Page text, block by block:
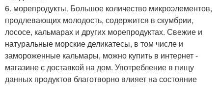
6. морепродукты. Большое количество микроэлементов,
продлевающих молодость, содержится в скумбрии,
лососе, кальмарах и других морепродуктах. Свежие и
натуральные морские деликатесы, в том числе и
замороженные кальмары, можно купить в интернет -
магазине с доставкой на дом. Употребление в пищу
данных продуктов благотворно влияет на состояние